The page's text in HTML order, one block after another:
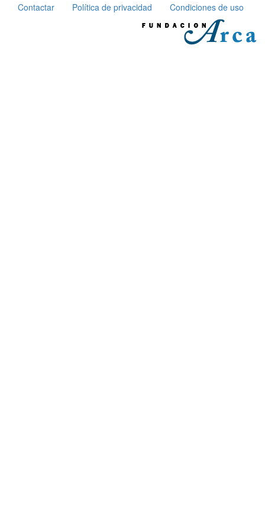
Pie
Contactar Política de privacidad Condiciones de uso